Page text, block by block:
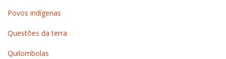
Povos indígenas
Questões da terra
Quilombolas